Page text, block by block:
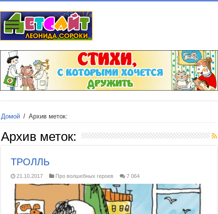
Домой / Архив меток:
Архив меток:
ТРОЛЛЬ
21.10.2017 Про волшебных героев 7 064